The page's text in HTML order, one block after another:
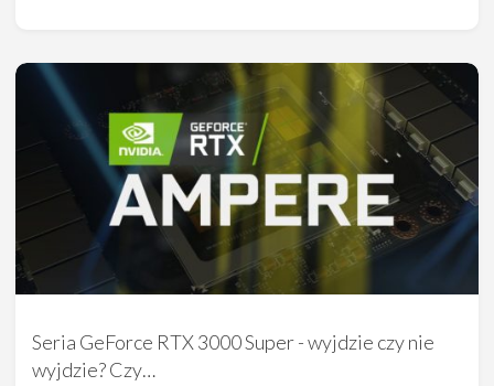
Seria GeForce RTX 3000 Super - wyjdzie czy nie
wyjdzie? Czy…